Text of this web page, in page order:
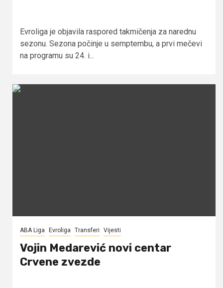
Evroliga je objavila raspored takmičenja za narednu
sezonu. Sezona počinje u semptembu, a prvi mečevi
na programu su 24. i...
ABA Liga Evroliga Transferi Vijesti
Vojin Medarević novi centar
Crvene zvezde